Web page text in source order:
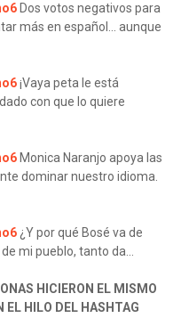
Dos votos negativos para
más en español... aunque
¡Vaya peta le está
con que lo quiere
Monica Naranjo apoya las
dominar nuestro idioma.
¿Y por qué Bosé va de
mi pueblo, tanto da...
HICIERON EL MISMO
EL HILO DEL HASHTAG